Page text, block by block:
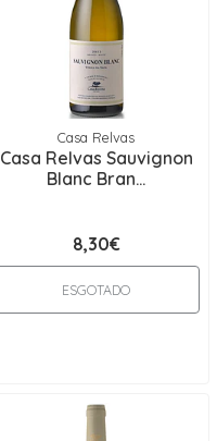
Casa Relvas
Casa Relvas Sauvignon
Blanc Bran...
8,30€
ESGOTADO